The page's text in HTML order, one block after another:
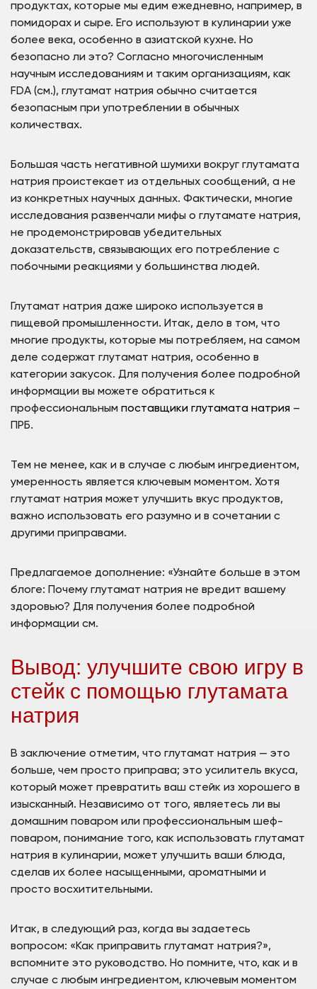
продуктах, которые мы едим ежедневно, например, в
помидорах и сыре. Его используют в кулинарии уже
более века, особенно в азиатской кухне. Но
безопасно ли это? Согласно многочисленным
научным исследованиям и таким организациям, как
FDA (см.), глутамат натрия обычно считается
безопасным при употреблении в обычных
количествах.
Большая часть негативной шумихи вокруг глутамата
натрия проистекает из отдельных сообщений, а не
из конкретных научных данных. Фактически, многие
исследования развенчали мифы о глутамате натрия,
не продемонстрировав убедительных
доказательств, связывающих его потребление с
побочными реакциями у большинства людей.
Глутамат натрия даже широко используется в
пищевой промышленности. Итак, дело в том, что
многие продукты, которые мы потребляем, на самом
деле содержат глутамат натрия, особенно в
категории закусок. Для получения более подробной
информации вы можете обратиться к
профессиональным поставщики глутамата натрия –
ПРБ.
Тем не менее, как и в случае с любым ингредиентом,
умеренность является ключевым моментом. Хотя
глутамат натрия может улучшить вкус продуктов,
важно использовать его разумно и в сочетании с
другими приправами.
Предлагаемое дополнение: «Узнайте больше в этом
блоге: Почему глутамат натрия не вредит вашему
здоровью? Для получения более подробной
информации см.
Вывод: улучшите свою игру в
стейк с помощью глутамата
натрия
В заключение отметим, что глутамат натрия — это
больше, чем просто приправа; это усилитель вкуса,
который может превратить ваш стейк из хорошего в
изысканный. Независимо от того, являетесь ли вы
домашним поваром или профессиональным шеф-
поваром, понимание того, как использовать глутамат
натрия в кулинарии, может улучшить ваши блюда,
сделав их более насыщенными, ароматными и
просто восхитительными.
Итак, в следующий раз, когда вы задаетесь
вопросом: «Как приправить глутамат натрия?»,
вспомните это руководство. Но помните, что, как и в
случае с любым ингредиентом, ключевым моментом